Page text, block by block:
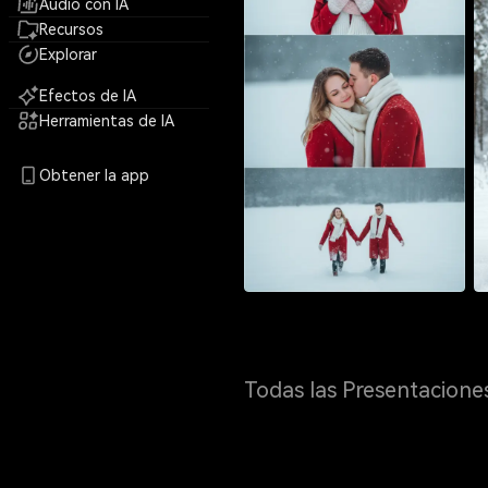
Audio con IA
Recursos
Explorar
Efectos de IA
Herramientas de IA
Obtener la app
Todas las